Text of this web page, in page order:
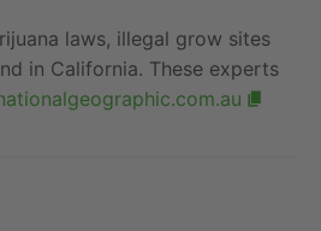
laws, illegal grow sites
in California. These experts